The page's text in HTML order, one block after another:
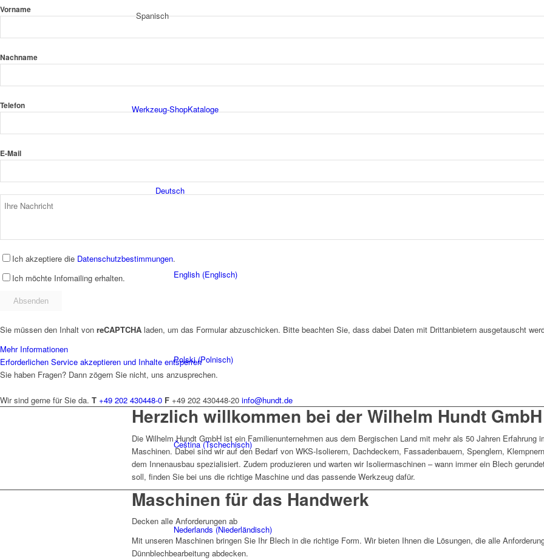
Spanisch
Werkzeug-ShopKataloge
Deutsch
English (Englisch)
Polski(Polnisch)
Čeština(Tschechisch)
Nederlands(Niederländisch)
Vorname
Nachname
Telefon
E-Mail
Ich akzeptiere die Datenschutzbestimmungen.
Ich möchte Infomailing erhalten.
Sie müssen den Inhalt von reCAPTCHA laden, um das Formular abzuschicken. Bitte beachten Sie, dass dabei Daten mit Drittanbietern ausgetauscht
Mehr Informationen
Erforderlichen Service akzeptieren und Inhalte entsperren
Sie haben Fragen? Dann zögern Sie nicht, uns anzusprechen.
Wir sind gerne für Sie da. T +49 202 430448-0 F +49 202 430448-20 info@hundt.de
Herzlich willkommen bei der Wilhelm Hundt GmbH
Die Wilhelm Hundt GmbH ist ein Familienunternehmen aus dem Bergischen Land mit mehr als 50 Jahren Erfahrung
Maschinen. Dabei sind wir auf den Bedarf von WKS-Isolierern, Dachdeckern, Fassadenbauern, Spenglern,
dem Innenausbau spezialisiert. Zudem produzieren und warten wir Isoliermaschinen – wann immer ein Blech
soll, finden Sie bei uns die richtige Maschine und das passende Werkzeug dafür.
Maschinen für das Handwerk
Decken alle Anforderungen ab
Mit unseren Maschinen bringen Sie Ihr Blech in die richtige Form. Wir bieten Ihnen die Lösungen, die alle
Dünnblechbearbeitung abdecken.